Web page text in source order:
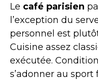
Le café parisien
l’exception du
personnel est
Cuisine assez
exécutée.
s’adonner au sport